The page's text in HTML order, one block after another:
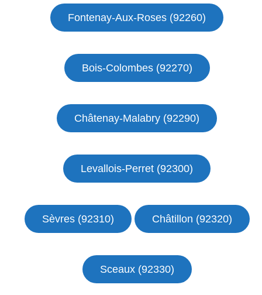
Fontenay-Aux-Roses (92260)
Bois-Colombes (92270)
Châtenay-Malabry (92290)
Levallois-Perret (92300)
Sèvres (92310) Châtillon (92320)
Sceaux (92330)